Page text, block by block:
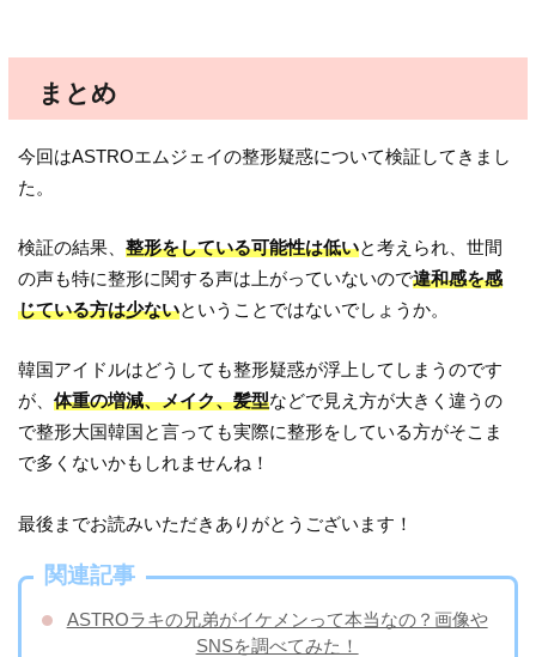
まとめ
今回はASTROエムジェイの整形疑惑について検証してきまし
た。
検証の結果、整形をしている可能性は低いと考えられ、世間
の声も特に整形に関する声は上がっていないので違和感を感
じている方は少ないということではないでしょうか。
韓国アイドルはどうしても整形疑惑が浮上してしまうのです
が、体重の増減、メイク、髪型などで見え方が大きく違うの
で整形大国韓国と言っても実際に整形をしている方がそこま
で多くないかもしれませんね！
最後までお読みいただきありがとうございます！
関連記事
ASTROラキの兄弟がイケメンって本当なの？画像や
SNSを調べてみた！